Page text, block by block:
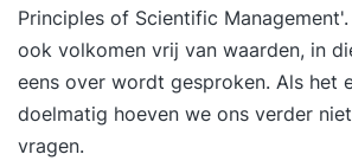
rondom de centrale vraag:
in de praktijk van HRM binnen de
organisatie zijn nodig om ervoor
HRM (beter) bijdraagt aan de
van de organisatie?” Module 4: Financieel
Principles of Scientific
ook volkomen vrij van waarden, in
eens over wordt gesproken. Als het
doelmatig hoeven we ons verder
vragen.